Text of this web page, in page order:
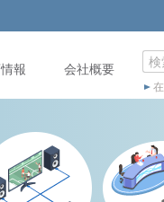
報 会社概要